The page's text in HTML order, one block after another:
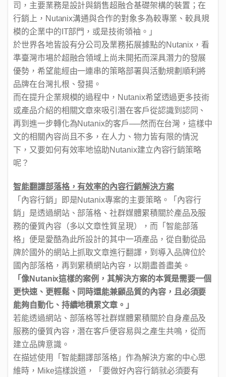
司，主要業務是設計與銷售超融合基礎架構的裝置；在
行銷上，Nutanix溝通與合作的對象多為較專業、較具規
模的企業中的IT部門，或是技術領袖。」
於世界各地皆設有分公司及業務拓展據點的Nutanix，看
準臺灣市場於超融合領域上尚未開拓而深具潛力的發展
優勢，希望能經由一連串的策略部署與活動規劃順利將
品牌在台灣扎根、發揚。
而在提升企業規模的過程中，Nutanix希望透過更多技術
或產品介紹的相關文章來吸引潛在客戶從認識到認同、
再到進一步轉化為Nutanix的客戶──然而在台灣，這樣中
文的相關內容尚且不多，在人力、物力皆有限的情況
下，又要如何有效率地協助Nutanix建立內容行銷策略
呢？
智能翻譯部落格，有效率的內容行銷解決方案
「內容行銷」即是Nutanix專案的主要策略。「內容行
銷」是透過網站、部落格、社群媒體累積關於產品及服
務的優質內容（多以文章性質呈現），而「智能部落
格」便是愛酷為此所設計的其中一項產品，從自動從品
牌於國外的網站上抓取文章進行翻譯，到導入品牌位於
國內部落格，再到累積網站內容，以期盡善盡美。
「像Nutanix這樣的案例，其解決方案的本質是需要一個
更快速、更輕鬆、同時還能兼顧品質的內容，且必須要
能夠自動化、持續地積累文章。」
若能透過網站、部落格等社群媒體累積關於自身產品及
服務的優質內容，潛在客戶便容易與之產生共鳴，從而
建立品牌意識。
在描述使用「智能翻譯部落格」作為解決方案的中心思
維時，Mike這樣說道，「要做好內容行銷就必須要有